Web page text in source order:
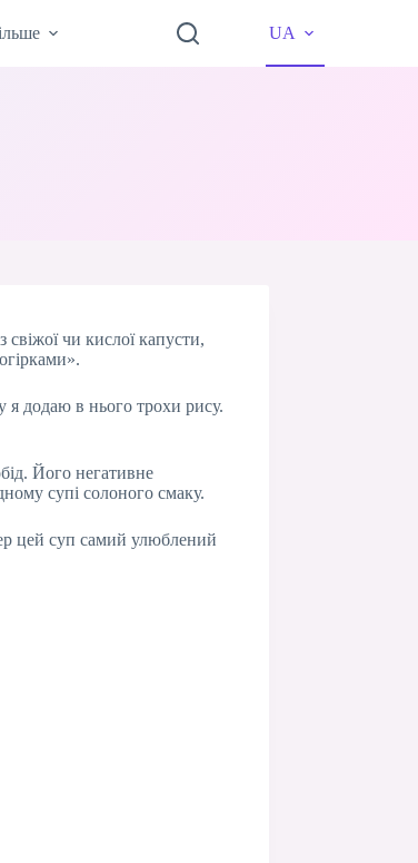
UA
чи кислої капусти,
я додаю в нього трохи рису.
Його негативне
супі солоного смаку.
цей суп самий улюблений